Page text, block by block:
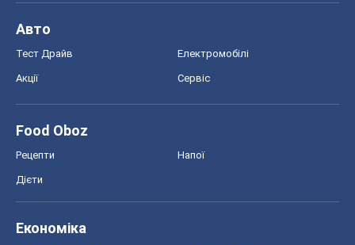
Авто
Тест Драйв Електромобілі
Акції Сервіс
Food Oboz
Рецепти Напої
Дієти
Економіка